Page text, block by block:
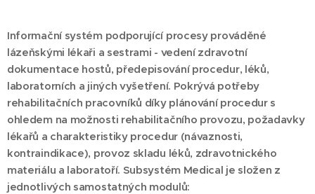
Informační systém podporující procesy prováděné
lázeňskými lékaři a sestrami - vedení zdravotní
dokumentace hostů, předepisování procedur, léků,
laboratorních a jiných vyšetření. Pokrývá potřeby
rehabilitačních pracovníků díky plánování procedur s
ohledem na možnosti rehabilitačního provozu, požadavky
lékařů a charakteristiky procedur (návaznosti,
kontraindikace), provoz skladu léků, zdravotnického
materiálu a laboratoří. Subsystém Medical je složen z
jednotlivých samostatných modulů: